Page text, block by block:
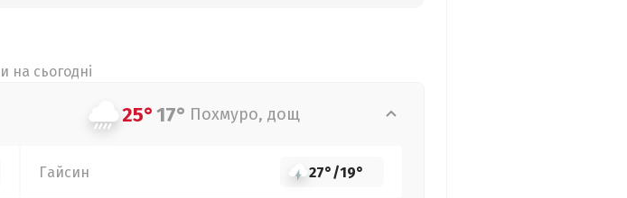
на сьогодні
25°17° Похмуро, дощ
Гайсин 27°/19°